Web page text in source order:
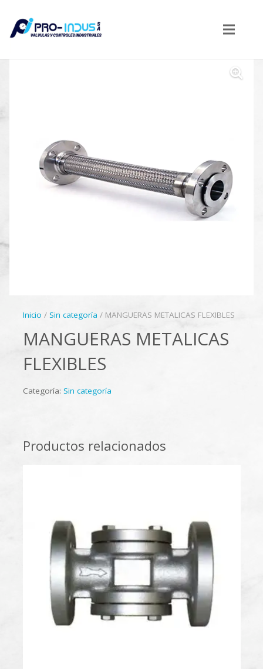
Inicio / Sin categoría / MANGUERAS METALICAS FLEXIBLES
MANGUERAS METALICAS
FLEXIBLES
Categoría: Sin categoría
Productos relacionados